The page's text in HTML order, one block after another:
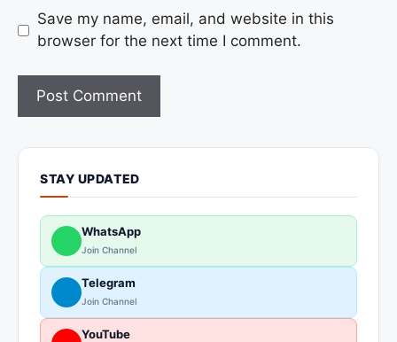
Save my name, email, and website in this
browser for the next time I comment.
STAY UPDATED
WhatsApp
Join Channel
Telegram
Join Channel
YouTube